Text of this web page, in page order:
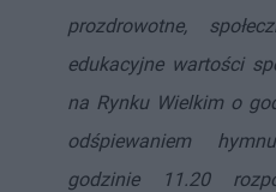
prozdrowotne,
edukacyjne wartości
na Rynku Wielkim o
odśpiewaniem
godzinie 11.20